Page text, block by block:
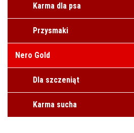
Karma dla psa
Przysmaki
Nero Gold
Dla szczeniąt
Karma sucha